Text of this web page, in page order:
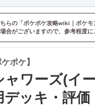
らの「ポケポケ攻略wiki｜ポケ
合がございますので、参考程度に
ケポケ】
ャワーズ(イ
デッキ・評価